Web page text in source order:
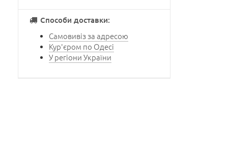
Способи доставки:
Самовивіз за адресою
Кур'єром по Одесі
У регіони України